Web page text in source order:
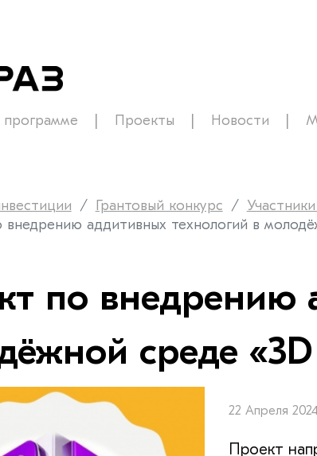
Проекты Новости
Грантовый конкурс
внедрению аддитивных технологий в
по внедрению
среде
22 Апреля
Проект